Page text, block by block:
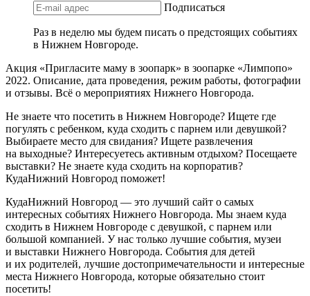
Подписаться
Раз в неделю мы будем писать о предстоящих событиях
в Нижнем Новгороде.
Акция «Пригласите маму в зоопарк» в зоопарке «Лимпопо»
2022. Описание, дата проведения, режим работы, фотографии
и отзывы. Всё о мероприятиях Нижнего Новгорода.
Не знаете что посетить в Нижнем Новгороде? Ищете где
погулять с ребенком, куда сходить с парнем или девушкой?
Выбираете место для свидания? Ищете развлечения
на выходные? Интересуетесь активным отдыхом? Посещаете
выставки? Не знаете куда сходить на корпоратив?
КудаНижний Новгород поможет!
КудаНижний Новгород — это лучший сайт о самых
интересных событиях Нижнего Новгорода. Мы знаем куда
сходить в Нижнем Новгороде с девушкой, с парнем или
большой компанией. У нас только лучшие события, музеи
и выставки Нижнего Новгорода. События для детей
и их родителей, лучшие достопримечательности и интересные
места Нижнего Новгорода, которые обязательно стоит
посетить!